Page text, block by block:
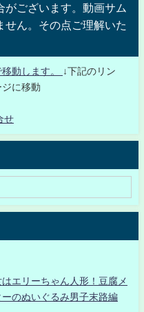
がございます。動画サム
せん。その点ご理解いた
動します。
↓下記のリン
に移動
せ
エリーちゃん人形！豆腐メ
のぬいぐるみ男子末路編